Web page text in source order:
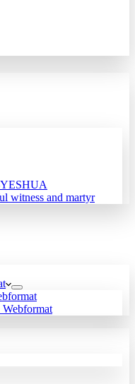
witness and martyr